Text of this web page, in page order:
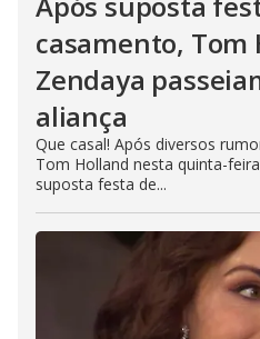
casamento, Tom
Zendaya
aliança
Que casal! Após diversos
Tom Holland nesta quinta-
suposta festa de...